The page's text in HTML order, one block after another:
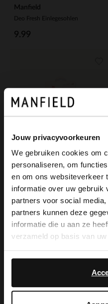
Jouw privacyvoorkeuren
We gebruiken cookies om
personaliseren, om
en om ons websiteverkeer
informatie over uw gebruik
partners voor social
partners kunnen deze
informatie die u aan ze
verzameld op basis van
Manfield
Deo Fresh Einlegesohlen
9.99
PEDAG
Einlegesohlen mit Memory Foam
15.99
View this
It looks like your
you like to switch to
English